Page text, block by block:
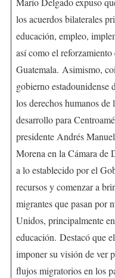
los acuerdos bilaterales
educación, empleo,
así como el
Guatemala. Asimismo,
gobierno estadounidense
los derechos humanos
desarrollo para
presidente Andrés
Morena en la Cámara de
a lo establecido por el
recursos y comenzar a
migrantes que pasan por
Unidos, principalmente
educación. Destacó que
imponer su visión de ver
flujos migratorios en los